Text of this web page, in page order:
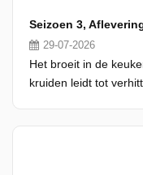
Seizoen 3,
29-07-2026
Het broeit in de
kruiden leidt tot